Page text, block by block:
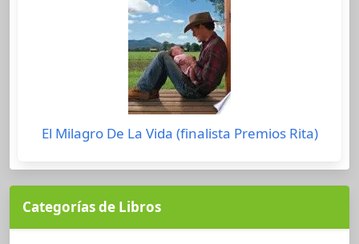
El Milagro De La Vida (finalista Premios Rita)
Categorías de Libros